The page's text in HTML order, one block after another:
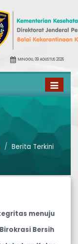
MINGGU, 09 AGUSTUS 2026
Toggle
Berita Terkini
menuju
Bersih